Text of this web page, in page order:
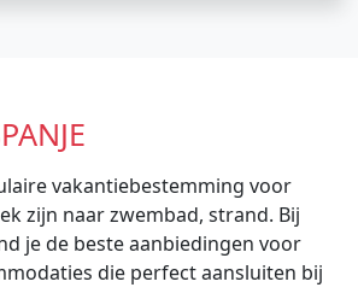
vakantiebestemming voor
zijn naar zwembad, strand. Bij
je de beste aanbiedingen voor
die perfect aansluiten bij